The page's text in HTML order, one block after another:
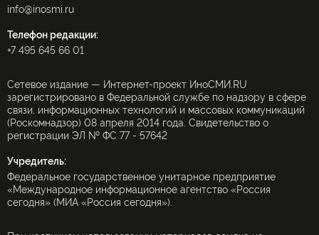
info@inosmi.ru
Телефон редакции:
+7 495 645 66 01
Сетевое издание — Интернет-проект ИноСМИ.RU
зарегистрировано в Федеральной службе по надзору в сфере
связи, информационных технологий и массовых коммуникаций
(Роскомнадзор) 08 апреля 2014 года. Свидетельство о
регистрации ЭЛ № ФС 77 - 57642
Учредитель:
Федеральное государственное унитарное предприятие
«Международное информационное агентство «Россия
сегодня» (МИА «Россия сегодня»).